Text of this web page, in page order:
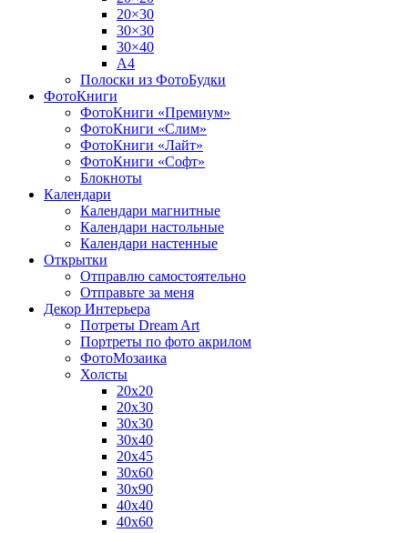
20×30
30×30
30×40
A4
Полоски из ФотоБудки
ФотоКниги
ФотоКниги «Премиум»
ФотоКниги «Слим»
ФотоКниги «Лайт»
ФотоКниги «Софт»
Блокноты
Календари
Календари магнитные
Календари настольные
Календари настенные
Открытки
Отправлю самостоятельно
Отправьте за меня
Декор Интерьера
Потреты Dream Art
Портреты по фото акрилом
ФотоМозаика
Холсты
20х20
20х30
30х30
30х40
20х45
30х60
30х90
40х40
40х60